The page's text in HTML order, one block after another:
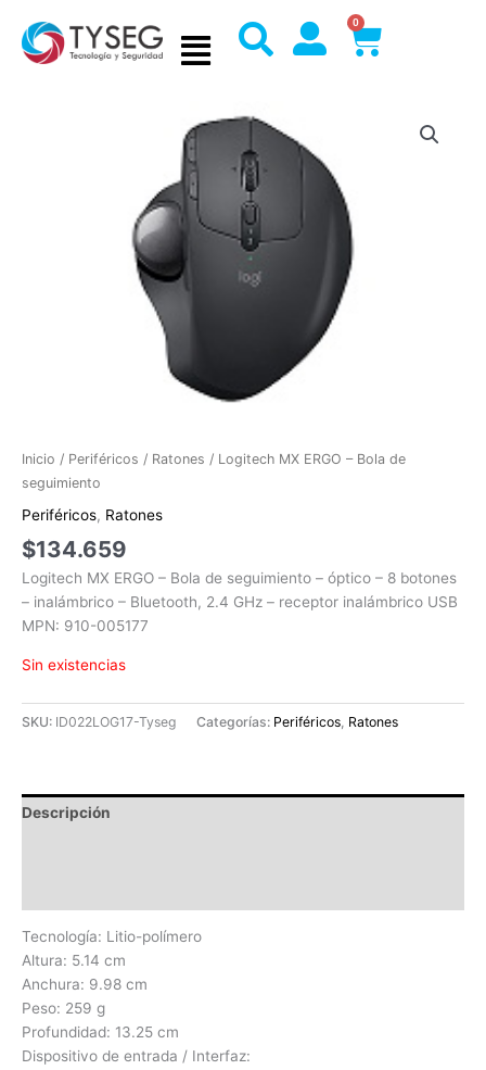
contenido
0
Cart
Inicio / Periféricos / Ratones / Logitech MX ERGO – Bola de
seguimiento
Periféricos, Ratones
$134.659
Logitech MX ERGO – Bola de seguimiento – óptico – 8 botones
– inalámbrico – Bluetooth, 2.4 GHz – receptor inalámbrico USB
MPN: 910-005177
Sin existencias
SKU: ID022LOG17-Tyseg Categorías: Periféricos Ratones
Descripción
Tecnología: Litio-polímero
Altura: 5.14 cm
Anchura: 9.98 cm
Peso: 259 g
Profundidad: 13.25 cm
Dispositivo de entrada / Interfaz: